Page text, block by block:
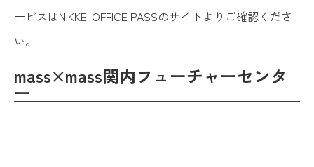
ービスはNIKKEI OFFICE PASSのサイトよりご確認くださ
い。
mass×mass関内フューチャーセンタ
ー